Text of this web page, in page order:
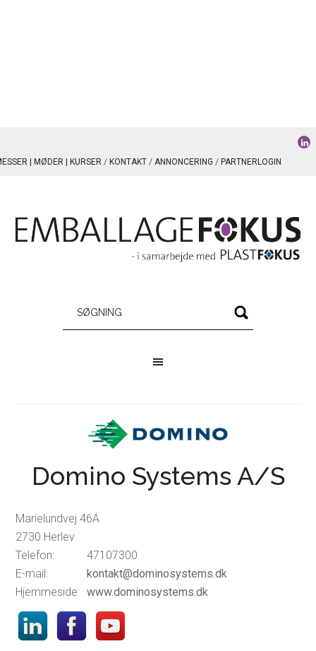
| MØDER | KURSER KONTAKT ANNONCERING PARTNERLOGIN
Domino Systems A/S
Marielundvej 46A
2730 Herlev
Telefon:
47107300
E-mail:
kontakt@dominosystems.dk
Hjemmeside: www.dominosystems.dk